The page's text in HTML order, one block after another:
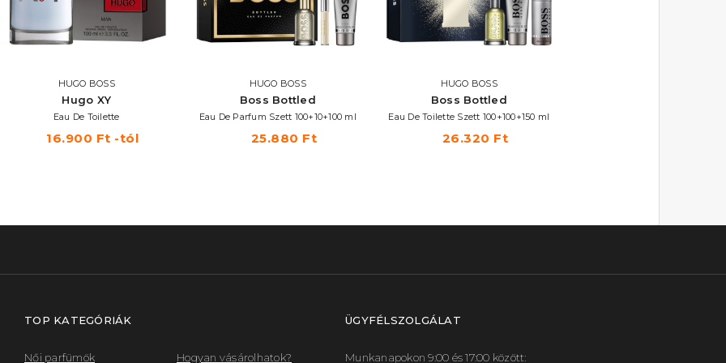
HUGO BOSS
Hugo XY
Eau De Toilette
16.900 Ft -tól
HUGO BOSS
Boss Bottled
Eau De Parfum Szett 100+10+100 ml
25.880 Ft
HUGO BOSS
Boss Bottled
Eau De Toilette Szett 100+100+150 ml
26.320 Ft
TOP KATEGÓRIÁK
Női parfümök Hogyan vásárolhatok?
ÜGYFÉLSZOLGÁLAT
Munkanapokon 9:00 és 17:00 között: